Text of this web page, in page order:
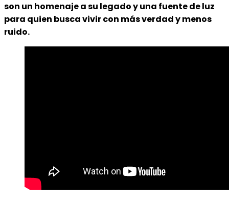
son un homenaje a su legado y una fuente de luz
para quien busca vivir con más verdad y menos
ruido.